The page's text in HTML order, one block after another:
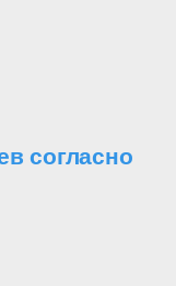
согласно